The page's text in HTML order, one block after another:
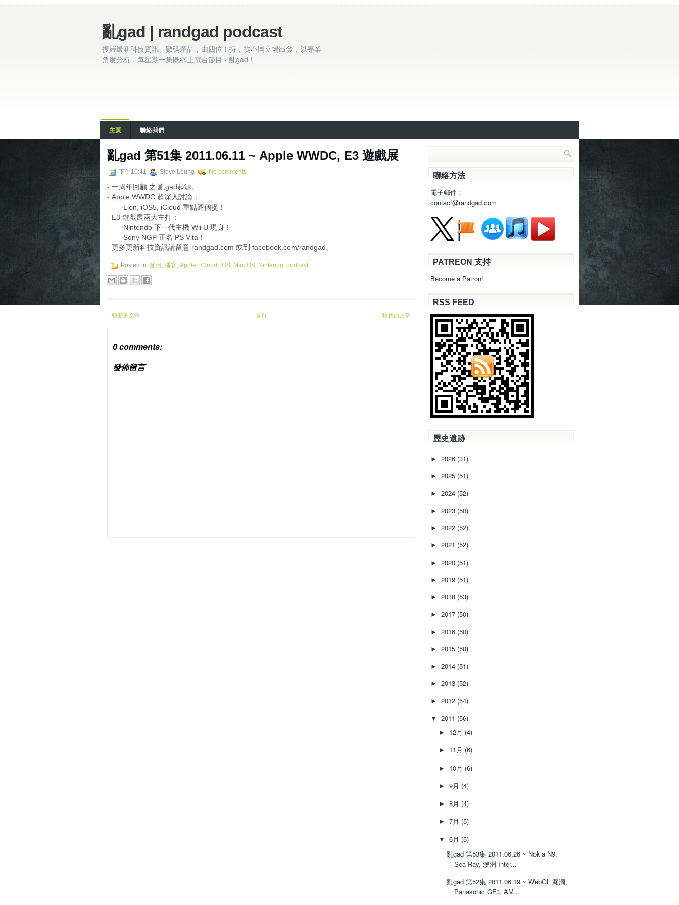
亂gad | randgad podcast
搜羅最新科技資訊、數碼產品，由四位主持，從不同立場出發，以專業
角度分析，每星期一集既網上電台節目 - 亂gad！
主頁 聯絡我們
亂gad 第51集 2011.06.11 ~ Apple WWDC, E3 遊戲展
下午10:41 Steve Leung No comments
- 一周年回顧 之 亂gad起源。
- Apple WWDC 超深入討論：
‧Lion, iOS5, iCloud 重點逐個捉！
- E3 遊戲展兩大主打：
‧Nintendo 下一代主機 Wii U 現身！
‧Sony NGP 正名 PS Vita！
- 更多更新科技資訊請留意 randgad.com 或到 facebook.com/randgad。
Posted in: 節目 , 播客, Apple, iCloud , iOS, Mac OS, Nintendo, podcast
較新的文章 較舊的文章
首頁
0 comments:
發佈留言
聯絡方法
電子郵件：
contact@randgad.com
PATREON 支持
Become a Patron!
RSS FEED
歷史遺跡
► 2026 (31)
► 2025 (51)
► 2024 (52)
► 2023 (50)
► 2022 (52)
► 2021 (52)
► 2020 (51)
► 2019 (51)
► 2018 (53)
► 2017 (50)
► 2016 (50)
► 2015 (50)
► 2014 (51)
► 2013 (52)
► 2012 (54)
▼ 2011 (56)
► 12月 (4)
► 11月 (6)
► 10月 (6)
► 9月 (4)
► 8月 (4)
► 7月 (5)
▼ 6月 (5)
亂gad 第53集 2011.06.26 ~ Nokia N9,
Sea Ray, 澳洲 Inter...
亂gad 第52集 2011.06.19 ~ WebGL 漏洞,
Panasonic GF3, AM...